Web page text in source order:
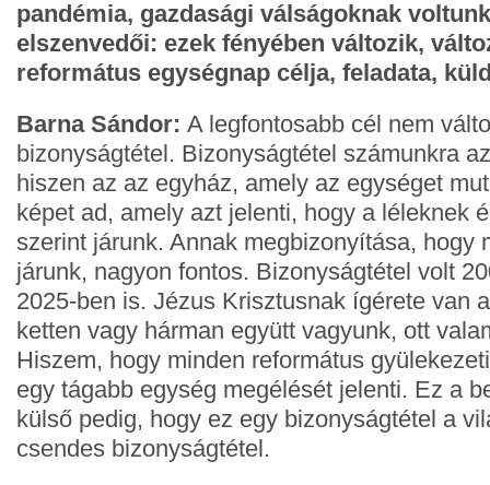
pandémia, gazdasági válságoknak
elszenvedői: ezek fényében változik,
református egységnap célja, feladata,
Barna Sándor: A legfontosabb cél nem
bizonyságtétel. Bizonyságtétel számunkra
hiszen az az egyház, amely az egységet
képet ad, amely azt jelenti, hogy a léleknek
szerint járunk. Annak megbizonyítása, hogy
járunk, nagyon fontos. Bizonyságtétel volt
2025-ben is. Jézus Krisztusnak ígérete van
ketten vagy hárman együtt vagyunk, ott
Hiszem, hogy minden református
egy tágabb egység megélését jelenti. Ez a
külső pedig, hogy ez egy bizonyságtétel a
csendes bizonyságtétel.